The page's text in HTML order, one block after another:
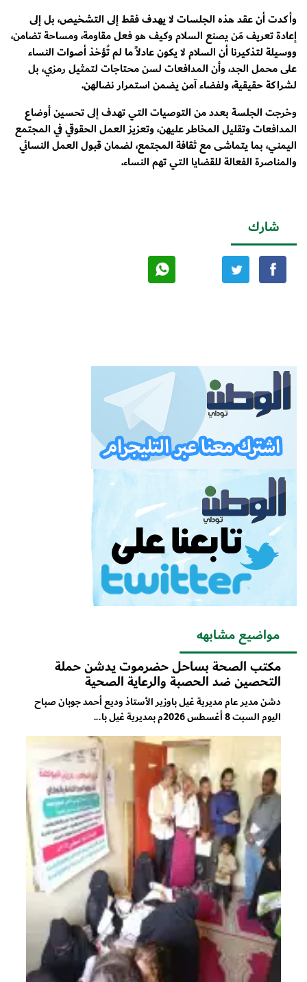
وأكدت أن عقد هذه الجلسات لا يهدف فقط إلى التشخيص، بل إلى
إعادة تعريف مَن يصنع السلام وكيف هو فعل مقاومة، ومساحة تضامن،
ووسيلة لتذكيرنا أن السلام لا يكون عادلاً ما لم تُؤخذ أصوات النساء
على محمل الجد، وأن المدافعات لسن محتاجات لتمثيل رمزي، بل
لشراكة حقيقية، ولفضاء آمن يضمن استمرار نضالهن.
وخرجت الجلسة بعدد من التوصيات التي تهدف إلى تحسين أوضاع
المدافعات وتقليل المخاطر عليهن، وتعزيز العمل الحقوقي في المجتمع
اليمني، بما يتماشى مع ثقافة المجتمع، لضمان قبول العمل النسائي
والمناصرة الفعالة للقضايا التي تهم النساء.
شارك
مواضيع مشابهه
مكتب الصحة بساحل حضرموت يدشن حملة
التحصين ضد الحصبة والرعاية الصحية
دشن مدير عام مديرية غيل باوزير الأستاذ وديع أحمد جوبان صباح
اليوم السبت 8 أغسطس 2026م بمديرية غيل با...